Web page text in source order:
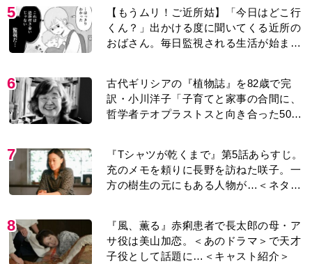
5
【もうムリ！ご近所姑】「今日はどこ行
くん？」出かける度に聞いてくる近所の
おばさん。毎日監視される生活が始ま
6
古代ギリシアの『植物誌』を82歳で完
訳・小川洋子「子育てと家事の合間に、
哲学者テオプラストスと向き合った50
7
『Tシャツが乾くまで』第5話あらすじ。
充のメモを頼りに長野を訪ねた咲子。一
方の樹生の元にもある人物が…＜ネタバ
8
『風、薫る』赤痢患者で長太郎の母・ア
サ役は美山加恋。＜あのドラマ＞で天才
子役として話題に…＜キャスト紹介＞